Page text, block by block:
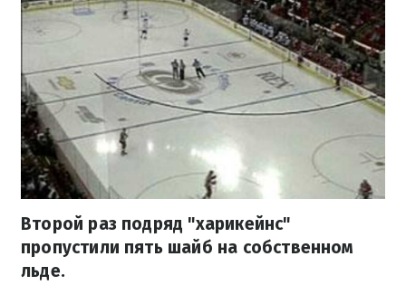
Второй раз подряд "харикейнс"
пропустили пять шайб на собственном
льде.